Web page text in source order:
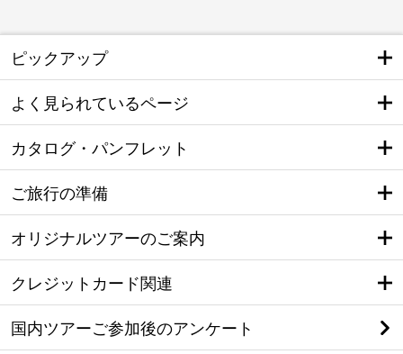
ピックアップ
よく見られているページ
カタログ・パンフレット
ご旅行の準備
オリジナルツアーのご案内
クレジットカード関連
国内ツアーご参加後のアンケート